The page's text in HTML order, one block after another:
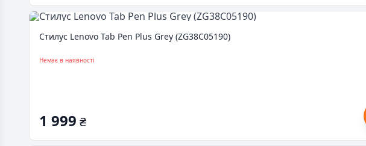
Стилус Lenovo Tab Pen Plus Grey (ZG38C05190)
Немає в наявності
1 999 ₴